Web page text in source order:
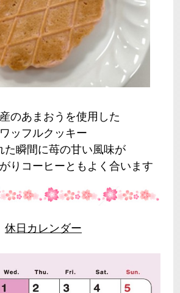
のあまおうを使用した
ワッフルクッキー
た瞬間に苺の甘い風味が
りコーヒーともよく合います
休日カレンダー